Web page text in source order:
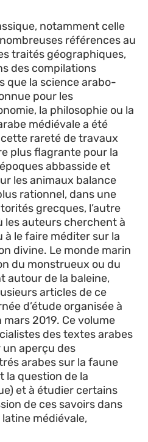
notamment celle
références au
traités géographiques,
des compilations
que la science arabo-
pour les
la philosophie ou la
médiévale a été
rareté de travaux
plus flagrante pour la
abbasside et
les animaux balance
rationnel, dans une
grecques, l’autre
les auteurs cherchent à
le faire méditer sur la
divine. Le monde marin
du monstrueux ou du
autour de la baleine,
articles de ce
d’étude organisée à
mars 2019. Ce volume
des textes arabes
un aperçu des
arabes sur la faune
la question de la
et à étudier certains
de ces savoirs dans
médiévale,